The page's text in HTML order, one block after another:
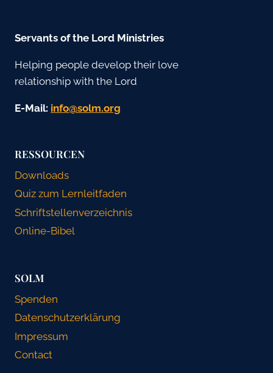
Servants of the Lord Ministries
Helping people develop their love
relationship with the Lord
E-Mail: gro.mlos@ofni
RESSOURCEN
Downloads
Quiz zum Lernleitfaden
Schriftstellenverzeichnis
Online-Bibel
SOLM
Spenden
Datenschutzerklärung
Impressum
Contact